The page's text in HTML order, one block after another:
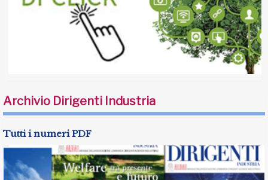
Archivio Dirigenti Industria
Tutti i numeri PDF